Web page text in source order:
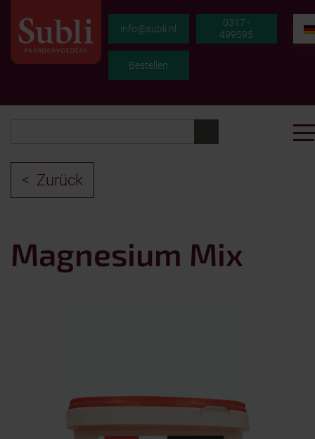
info@subli.nl
0317 -
499595
Bestellen
Zurück
Magnesium Mix